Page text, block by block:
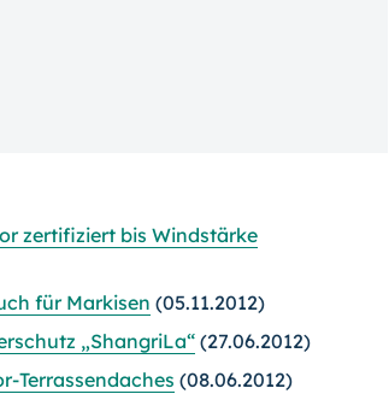
zertifiziert bis Windstärke
für Markisen (05.11.2012)
„ShangriLa“(27.06.2012)
Terrassendaches (08.06.2012)